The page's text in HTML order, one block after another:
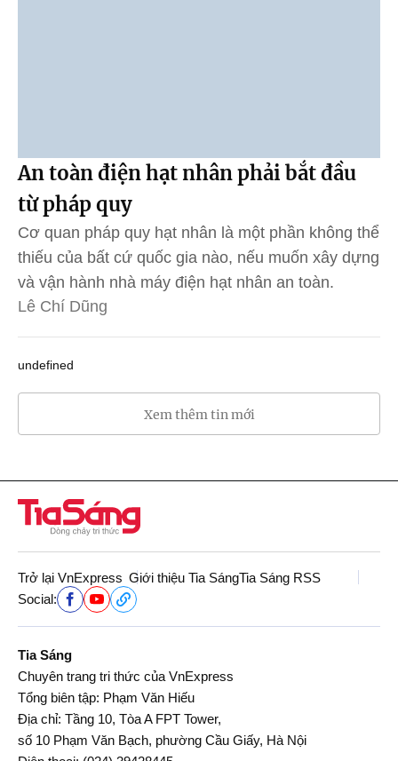
An toàn điện hạt nhân phải bắt đầu
từ pháp quy
Cơ quan pháp quy hạt nhân là một phần không thể
thiếu của bất cứ quốc gia nào, nếu muốn xây dựng
và vận hành nhà máy điện hạt nhân an toàn.
Lê Chí Dũng
undefined
Xem thêm tin mới
Trở lại VnExpress Giới thiệu Tia SángTia Sáng RSS
Social:
Tia Sáng
Chuyên trang tri thức của VnExpress
Tổng biên tập: Phạm Văn Hiếu
Địa chỉ: Tầng 10, Tòa A FPT Tower,
số 10 Phạm Văn Bạch, phường Cầu Giấy, Hà Nội